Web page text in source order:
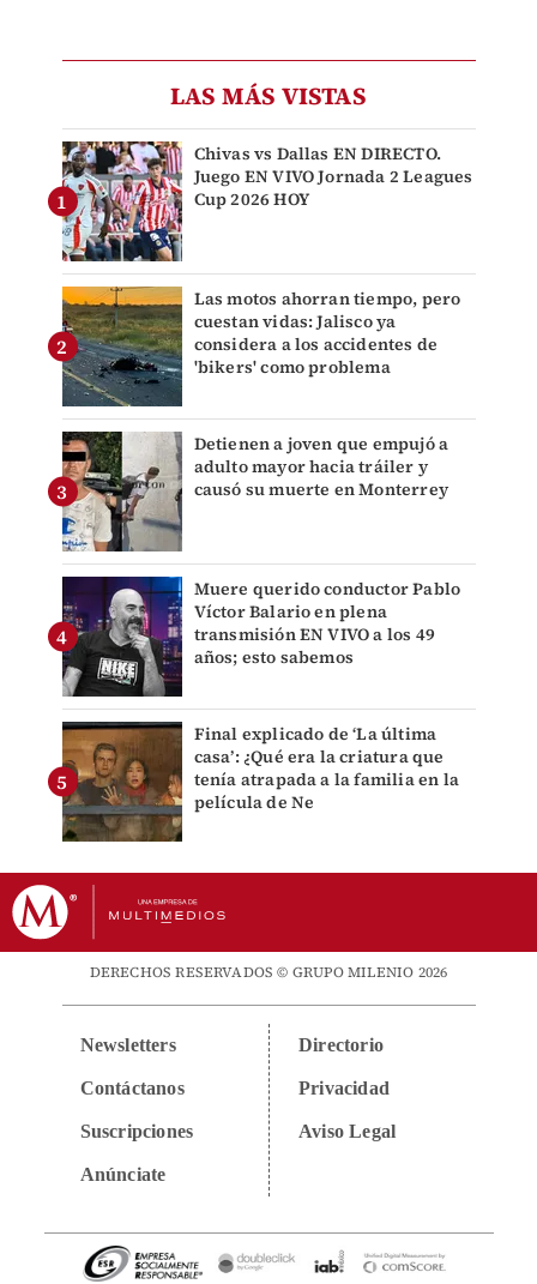
LAS MÁS VISTAS
Chivas vs Dallas EN DIRECTO.
Juego EN VIVO Jornada 2 Leagues
Cup 2026 HOY
Las motos ahorran tiempo, pero
cuestan vidas: Jalisco ya
considera a los accidentes de
'bikers' como problema
Detienen a joven que empujó a
adulto mayor hacia tráiler y
causó su muerte en Monterrey
Muere querido conductor Pablo
Víctor Balario en plena
transmisión EN VIVO a los 49
años; esto sabemos
Final explicado de ‘La última
casa’: ¿Qué era la criatura que
tenía atrapada a la familia en la
película de Ne
DERECHOS RESERVADOS © GRUPO MILENIO 2026
Newsletters
Contáctanos
Suscripciones
Anúnciate
Directorio
Privacidad
Aviso Legal